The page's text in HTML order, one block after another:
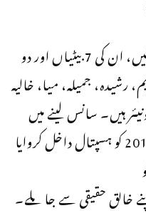
محمد علی نے زندگی میں 4 شادیاں کیں، ان کی 7 بیٹیاں اور دو
رشیدہ، جمیلہ، میا، خالیہ
جونیئر ہیں۔ سانس لینے میں
تکلیف کے باعث انہیں 2 جون 2016 کو ہسپتال داخل کروایا
خالق حقیقی سے جا ملے۔